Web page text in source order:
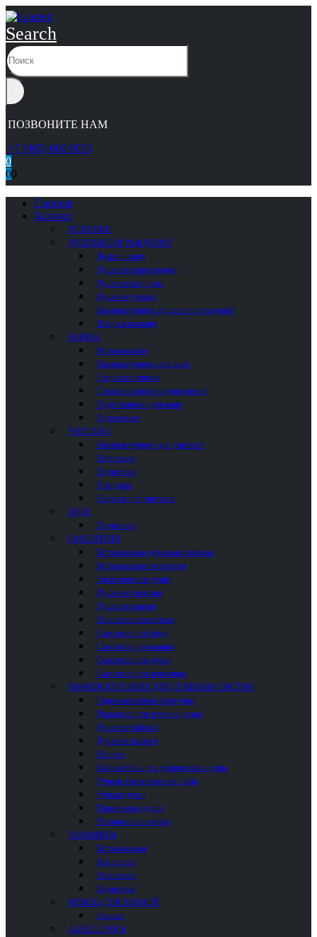
Search
ПОЗВОНИТЕ НАМ
+7 (965) 000 9055
0
00
Главная
Каталог
НОВИНКИ
ДУШЕВЫЕ ОГРАЖДЕНИЯ
Двери в нишу
Душевые перегородки
Душевые поддоны
Душевые уголки
Комплектующие душевых ограждений
Шторки на ванну
ВАННЫ
Встраиваемые
Комплектующие для ванн
Отдельностоящие
Столики и полочки для ванной
Подголовники для ванн
Пристенные
УНИТАЗЫ
Комплектующие для унитазов
Напольные
Подвесные
Писсуары
Сиденья для унитазов
БИДЕ
Подвесные
СМЕСИТЕЛИ
Встраиваемые душевые системы
Встраиваемые смесители
Гигиенические души
Душевые системы
Душевые панели
Напольные смесители
Смесители для биде
Смесители для ванны
Смесители для душа
Смесители для раковины
КОМПЛЕКТУЮЩИЕ ДЛЯ ДУШЕВЫХ СИСТЕМ
Гидромассажные форсунки
Держатели для ручного душа
Душевые наборы
Душевые шланги
Изливы
Кронштейны для тропического душа
Ручные гигиенические души
Ручные души
Тропические души
Угловые соединения
РАКОВИНЫ
Встраиваемые
Накладные
Напольные
Подвесные
МЕБЕЛЬ ДЛЯ ВАННОЙ
Зеркала
АКСЕССУАРЫ